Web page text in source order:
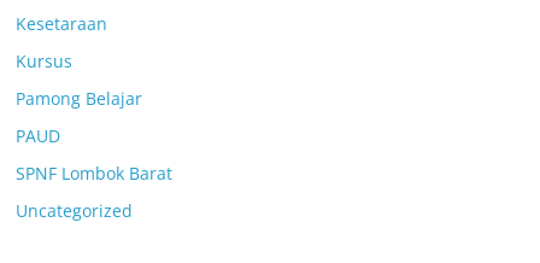
Kesetaraan
Kursus
Pamong Belajar
PAUD
SPNF Lombok Barat
Uncategorized